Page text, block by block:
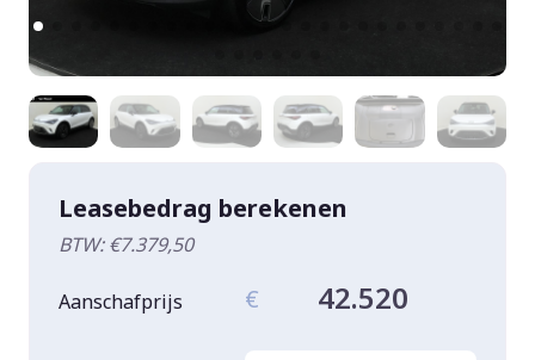
Leasebedrag berekenen
BTW: €7.379,50
Aanschafprijs € 42.520